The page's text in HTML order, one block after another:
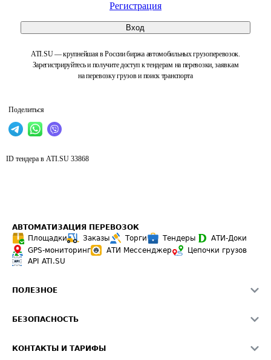
Регистрация
Вход
ATI.SU — крупнейшая в России биржа автомобильных грузоперевозок.
Зарегистрируйтесь и получите доступ к тендерам на перевозки, заявкам
на перевозку грузов и поиск транспорта
Поделиться
ID тендера в ATI.SU 33868
АВТОМАТИЗАЦИЯ ПЕРЕВОЗОК
Площадки
Заказы Торги Тендеры
АТИ-Доки
GPS-мониторинг
АТИ Мессенджер
Цепочки грузов
API ATI.SU
ПОЛЕЗНОЕ
Звезды ATI.SU на вашем сайте
БЕЗОПАСНОСТЬ
КОНТАКТЫ И ТАРИФЫ